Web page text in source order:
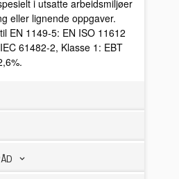
i utsatte arbeidsmiljøer
eller lignende oppgaver.
EN 1149-5: EN ISO 11612
61482-2, Klasse 1: EBT